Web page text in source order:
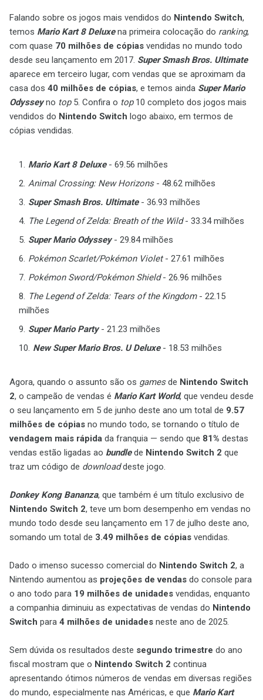
Falando sobre os jogos mais vendidos do Nintendo Switch,
temos Mario Kart 8 Deluxena primeira colocação do ranking,
com quase 70 milhões de cópias vendidas no mundo todo
desde seu lançamento em 2017. Super Smash Bros. Ultimate
aparece em terceiro lugar, com vendas que se aproximam da
casa dos 40 milhões de cópias, e temos ainda Super Mario
Odysseyno top5. Confira o top10 completo dos jogos mais
vendidos do Nintendo Switch logo abaixo, em termos de
cópias vendidas.
Mario Kart 8 Deluxe- 69.56 milhões
Animal Crossing: New Horizons- 48.62 milhões
Super Smash Bros. Ultimate- 36.93 milhões
The Legend of Zelda: Breath of the Wild- 33.34 milhões
Super Mario Odyssey- 29.84 milhões
Pokémon Scarlet/Pokémon Violet- 27.61 milhões
Pokémon Sword/Pokémon Shield- 26.96 milhões
The Legend of Zelda: Tears of the Kingdom- 22.15
milhões
Super Mario Party- 21.23 milhões
New Super Mario Bros. U Deluxe- 18.53 milhões
Agora, quando o assunto são os gamesde Nintendo Switch
2, o campeão de vendas é Mario Kart World, que vendeu desde
o seu lançamento em 5 de junho deste ano um total de 9.57
milhões de cópias no mundo todo, se tornando o título de
vendagem mais rápida da franquia — sendo que 81% destas
vendas estão ligadas ao bundlede Nintendo Switch 2 que
traz um código de downloaddeste jogo.
Donkey Kong Bananza, que também é um título exclusivo de
Nintendo Switch 2, teve um bom desempenho em vendas no
mundo todo desde seu lançamento em 17 de julho deste ano,
somando um total de 3.49 milhões de cópias vendidas.
Dado o imenso sucesso comercial do Nintendo Switch 2, a
Nintendo aumentou as projeções de vendas do console para
o ano todo para 19 milhões de unidades vendidas, enquanto
a companhia diminuiu as expectativas de vendas do Nintendo
Switch para 4 milhões de unidades neste ano de 2025.
Sem dúvida os resultados deste segundo trimestre do ano
fiscal mostram que o Nintendo Switch 2 continua
apresentando ótimos números de vendas em diversas regiões
do mundo, especialmente nas Américas, e que Mario Kart